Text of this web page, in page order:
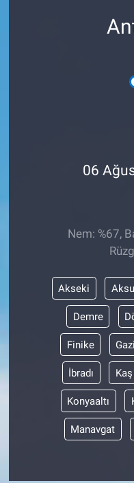
06
Nem: %67,
Akseki Aksu
Demre
Finike
İbradı Kaş
Konyaaltı
Manavgat